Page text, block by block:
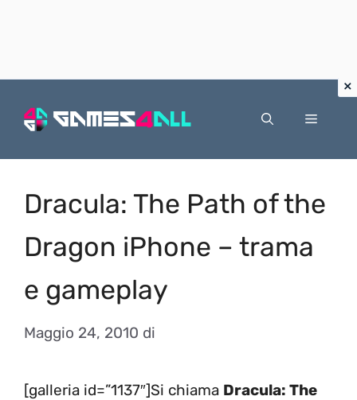
Menu
Dracula: The Path of the
Dragon iPhone – trama
e gameplay
Maggio 24, 2010 di
[galleria id=”1137″]Si chiama Dracula: The